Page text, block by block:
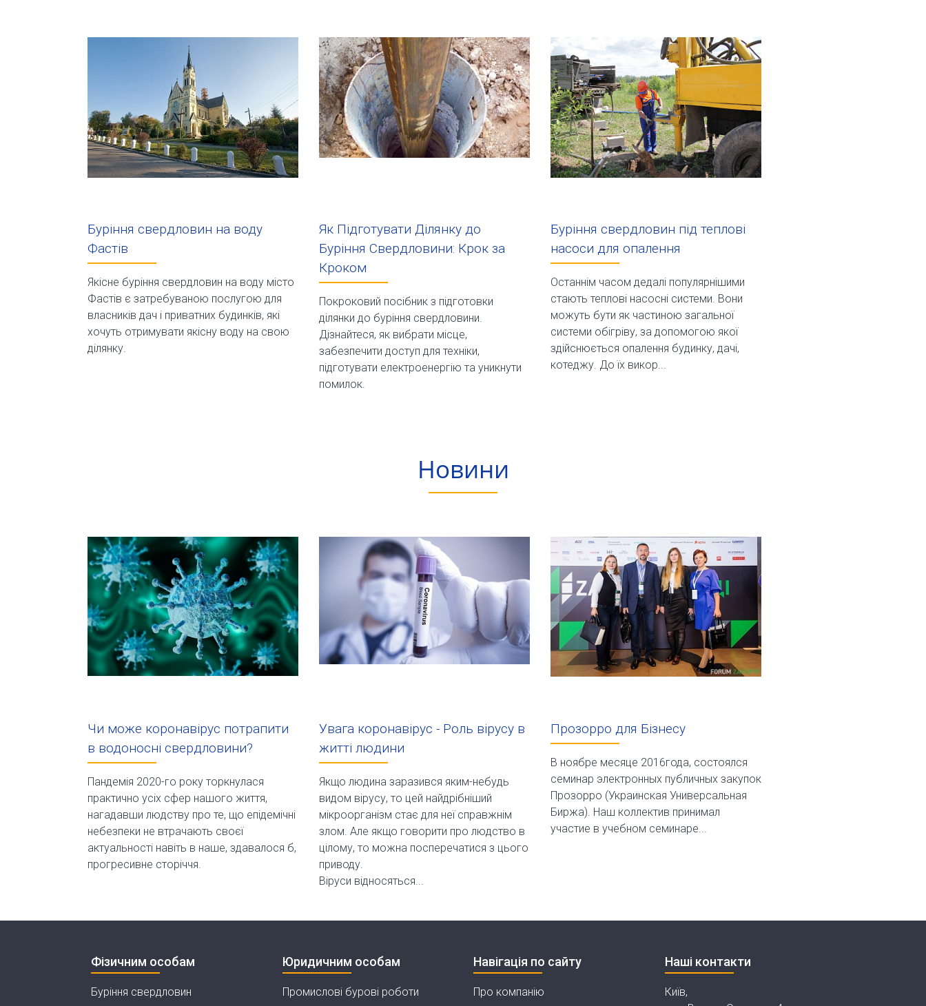
Буріння свердловин на воду
Фастів
Якісне буріння свердловин на воду місто
Фастів є затребуваною послугою для
власників дач і приватних будинків, які
хочуть отримувати якісну воду на свою
ділянку.
Як Підготувати Ділянку до
Буріння Свердловини: Крок за
Кроком
Покроковий посібник з підготовки
ділянки до буріння свердловини.
Дізнайтеся, як вибрати місце,
забезпечити доступ для техніки,
підготувати електроенергію та уникнути
помилок.
Буріння свердловин під теплові
насоси для опалення
Останнім часом дедалі популярнішими
стають теплові насосні системи. Вони
можуть бути як частиною загальної
системи обігріву, за допомогою якої
здійснюється опалення будинку, дачі,
котеджу. До їх викор...
Новини
Чи може коронавірус потрапити
в водоносні свердловини?
Пандемія 2020-го року торкнулася
практично усіх сфер нашого життя,
нагадавши людству про те, що епідемічні
небезпеки не втрачають своєї
актуальності навіть в наше, здавалося б,
прогресивне сторіччя.
Увага коронавірус - Роль вірусу в
житті людини
Якщо людина заразився яким-небудь
видом вірусу, то цей найдрібніший
мікроорганізм стає для неї справжнім
злом. Але якщо говорити про людство в
цілому, то можна посперечатися з цього
приводу.
Віруси відносяться...
Прозорро для Бізнесу
В ноябре месяце 2016года, состоялся
семинар электронных публичных закупок
Прозорро (Украинская Универсальная
Биржа). Наш коллектив принимал
участие в учебном семинаре...
Фізичним особам
Буріння свердловин
Юридичним особам
Промислові бурові роботи
Навігація по сайту
Про компанію
Наші контакти
Київ,